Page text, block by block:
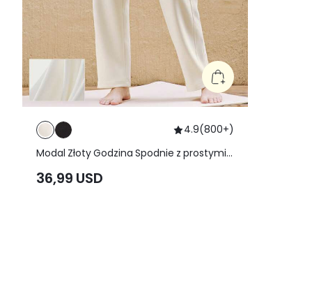
4.9(800+)
Modal Złoty Godzina Spodnie z prostymi
36,99 USD